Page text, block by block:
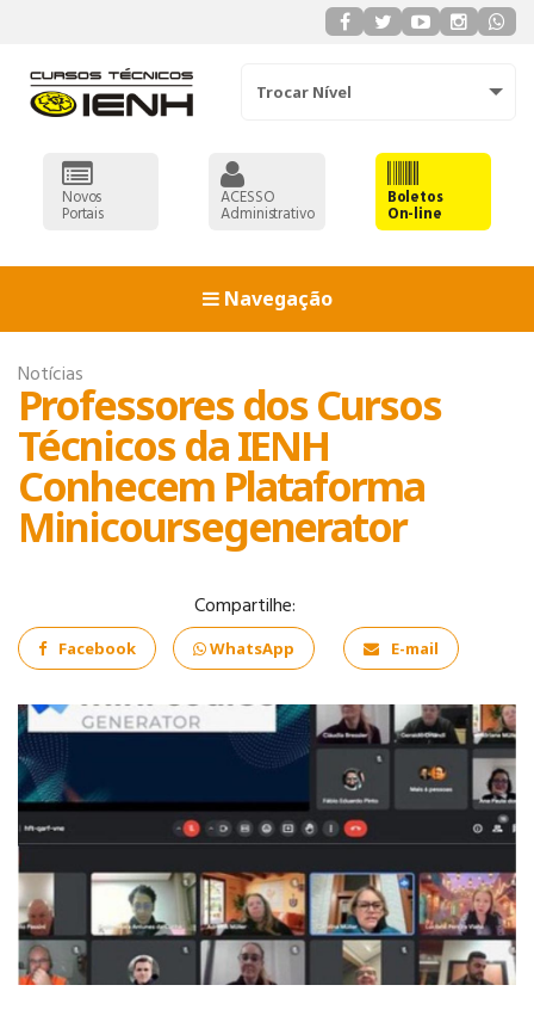
Trocar Nível
Novos
Portais
ACESSO
Administrativo
Boletos
On-line
Navegação
ADMINISTRAÇÃO
COMÉRCIO
EXTERIOR
INFORMÁTICA
Notícias
Professores dos Cursos
Técnicos da IENH
Conhecem Plataforma
Minicoursegenerator
Compartilhe:
Facebook WhatsApp E-mail